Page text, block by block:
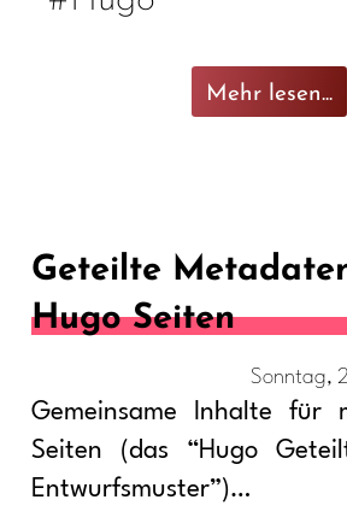
Mehr lesen...
Geteilte
Hugo Seiten
Sonntag,
Gemeinsame Inhalte für
Seiten (das “Hugo
Entwurfsmuster”)…